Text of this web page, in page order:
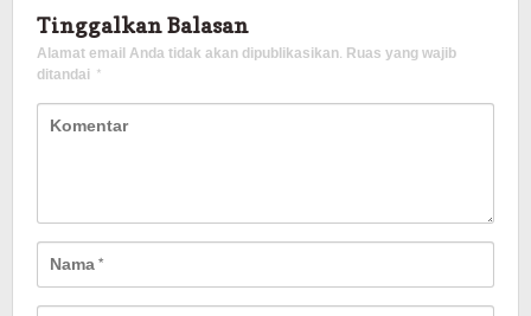
Tinggalkan Balasan
Alamat email Anda tidak akan dipublikasikan. Ruas yang wajib
ditandai *